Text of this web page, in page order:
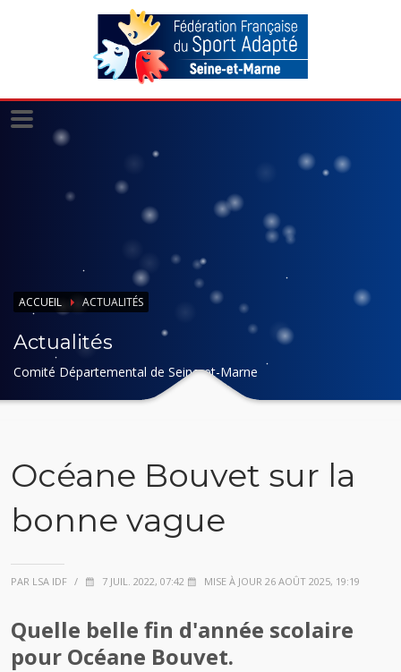
ACCUEIL ACTUALITÉS
Actualités
Comité Départemental de Seine-et-Marne
Océane Bouvet sur la
bonne vague
PAR LSA IDF / 7 JUIL. 2022, 07:42 MISE À JOUR 26 AOÛT 2025, 19:19
Quelle belle fin d'année scolaire
pour Océane Bouvet.
Panneau de gestion des cookies